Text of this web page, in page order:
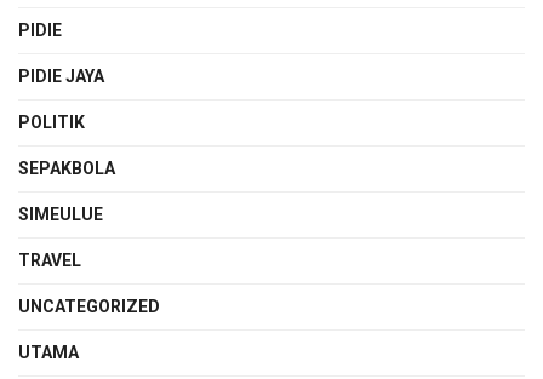
PIDIE
PIDIE JAYA
POLITIK
SEPAKBOLA
SIMEULUE
TRAVEL
UNCATEGORIZED
UTAMA